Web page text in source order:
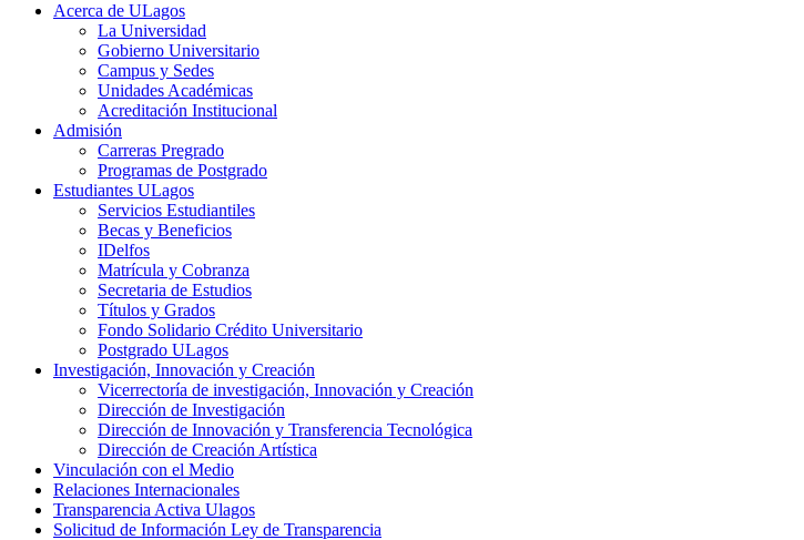
Acerca de ULagos
La Universidad
Gobierno Universitario
Campus y Sedes
Unidades Académicas
Acreditación Institucional
Admisión
Carreras Pregrado
Programas de Postgrado
Estudiantes ULagos
Servicios Estudiantiles
Becas y Beneficios
IDelfos
Matrícula y Cobranza
Secretaria de Estudios
Títulos y Grados
Fondo Solidario Crédito Universitario
Postgrado ULagos
Investigación, Innovación y Creación
Vicerrectoría de investigación, Innovación y Creación
Dirección de Investigación
Dirección de Innovación y Transferencia Tecnológica
Dirección de Creación Artística
Vinculación con el Medio
Relaciones Internacionales
Transparencia Activa Ulagos
Solicitud de Información Ley de Transparencia